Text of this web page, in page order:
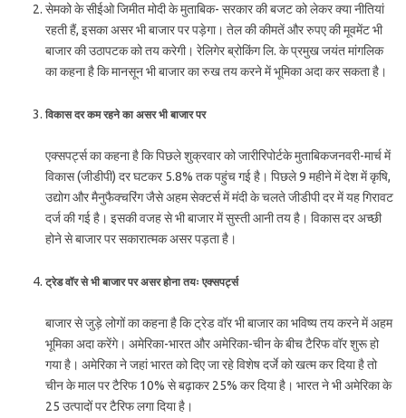
सेमको के सीईओ जिमीत मोदी के मुताबिक- सरकार की बजट को लेकर क्या नीतियां
रहती हैं, इसका असर भी बाजार पर पड़ेगा। तेल की कीमतें और रुपए की मूवमेंट भी
बाजार की उठापटक को तय करेगी। रेलिगेर ब्रोकिंग लि. के प्रमुख जयंत मांगलिक
का कहना है कि मानसून भी बाजार का रुख तय करने में भूमिका अदा कर सकता है।
विकास दर कम रहने का असर भी बाजार पर
एक्सपर्ट्स का कहना है कि पिछले शुक्रवार को जारीरिपोर्टके मुताबिकजनवरी-मार्च में
विकास (जीडीपी) दर घटकर 5.8% तक पहुंच गई है। पिछले 9 महीने में देश में कृषि,
उद्योग और मैनुफैक्चरिंग जैसे अहम सेक्टर्स में मंदी के चलते जीडीपी दर में यह गिरावट
दर्ज की गई है। इसकी वजह से भी बाजार में सुस्ती आनी तय है। विकास दर अच्छी
होने से बाजार पर सकारात्मक असर पड़ता है।
ट्रेड वॉर से भी बाजार पर असर होना तयः एक्सपर्ट्स
बाजार से जुड़े लोगों का कहना है कि ट्रेड वॉर भी बाजार का भविष्य तय करने में अहम
भूमिका अदा करेंगे। अमेरिका-भारत और अमेरिका-चीन के बीच टैरिफ वॉर शुरू हो
गया है। अमेरिका ने जहां भारत को दिए जा रहे विशेष दर्जे को खत्म कर दिया है तो
चीन के माल पर टैरिफ 10% से बढ़ाकर 25% कर दिया है। भारत ने भी अमेरिका के
25 उत्पादों पर टैरिफ लगा दिया है।